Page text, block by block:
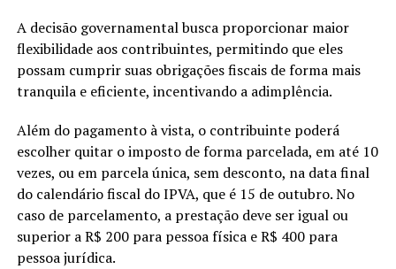
A decisão governamental busca proporcionar maior
flexibilidade aos contribuintes, permitindo que eles
possam cumprir suas obrigações fiscais de forma mais
tranquila e eficiente, incentivando a adimplência.
Além do pagamento à vista, o contribuinte poderá
escolher quitar o imposto de forma parcelada, em até 10
vezes, ou em parcela única, sem desconto, na data final
do calendário fiscal do IPVA, que é 15 de outubro. No
caso de parcelamento, a prestação deve ser igual ou
superior a R$ 200 para pessoa física e R$ 400 para
pessoa jurídica.